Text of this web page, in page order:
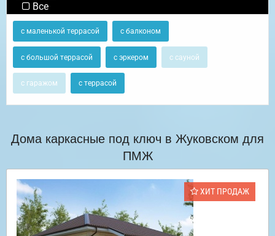
Все
с маленькой террасой с балконом
с большой террасой с эркером с сауной
с гаражом с террасой
Дома каркасные под ключ в Жуковском для
ПМЖ
ХИТ ПРОДАЖ